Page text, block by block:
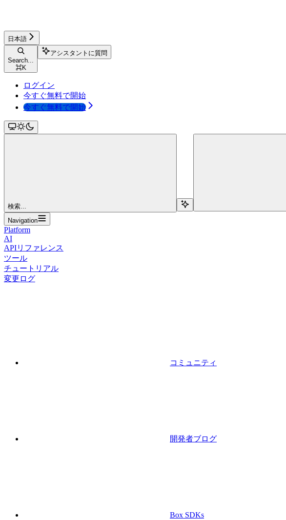
日本語
Search...
⌘K
アシスタントに質問
ログイン
今すぐ無料で開始
今すぐ無料で開始
検索...
Navigation
Platform
AI
APIリファレンス
ツール
チュートリアル
変更ログ
コミュニティ
開発者ブログ
Box SDKs